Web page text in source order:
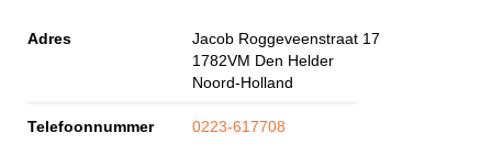
Adres
Jacob Roggeveenstraat 17
1782VM Den Helder
Noord-Holland
Telefoonnummer 0223-617708